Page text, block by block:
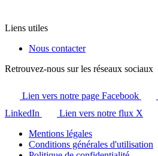
Liens utiles
Nous contacter
Retrouvez-nous sur les réseaux sociaux
Lien vers notre page Facebook
LinkedIn
Lien vers notre flux X
Mentions légales
Conditions générales d'utilisation